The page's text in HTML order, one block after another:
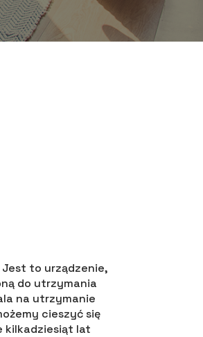
Jest to urządzenie,
do utrzymania
na utrzymanie
cieszyć się
kilkadziesiąt lat